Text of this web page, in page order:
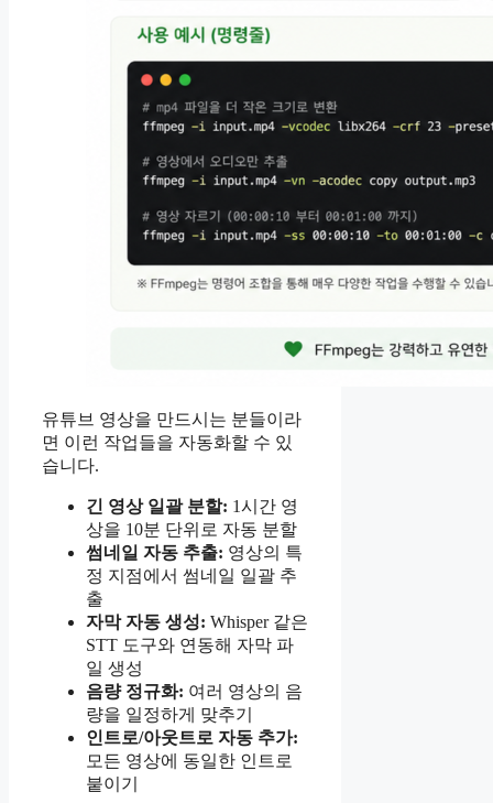
유튜브 영상을 만드시는 분들이라
면 이런 작업들을 자동화할 수 있
습니다.
긴 영상 일괄 분할: 1시간 영
상을 10분 단위로 자동 분할
썸네일 자동 추출: 영상의 특
정 지점에서 썸네일 일괄 추
출
자막 자동 생성: Whisper 같은
STT 도구와 연동해 자막 파
일 생성
음량 정규화: 여러 영상의 음
량을 일정하게 맞추기
인트로/아웃트로 자동 추가:
모든 영상에 동일한 인트로
붙이기